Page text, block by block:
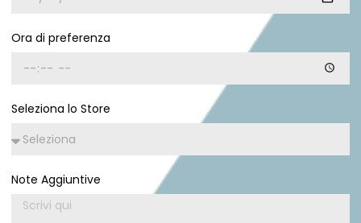
Ora di preferenza
Seleziona lo Store
Note Aggiuntive